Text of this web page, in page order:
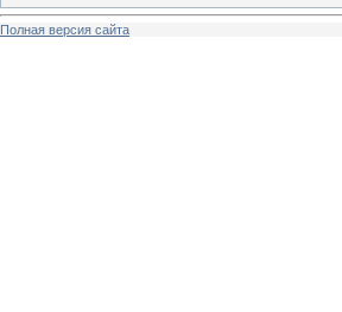
Полная версия сайта